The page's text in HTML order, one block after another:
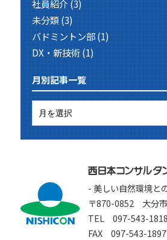
社員紹介 (3)
未分類(3)
バドミントン部(1)
DX・新技術(1)
月別記事一覧
- 美しい自然環境と
〒870-0852 大分
TEL 097-543-1818
FAX 097-543-1897